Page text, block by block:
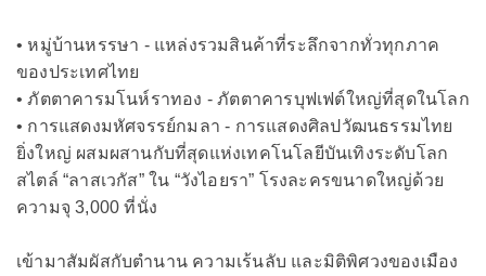
• หมู่บ้านหรรษา - แหล่งรวมสินค้าที่ระลึกจากทั่วทุกภาค
ของประเทศไทย
• ภัตตาคารมโนห์ราทอง - ภัตตาคารบุฟเฟต์ใหญ่ที่สุดในโลก
• การแสดงมหัศจรรย์กมลา - การแสดงศิลปวัฒนธรรมไทย
ยิ่งใหญ่ ผสมผสานกับที่สุดแห่งเทคโนโลยีบันเทิงระดับโลก
สไตล์ “ลาสเวกัส” ใน “วังไอยรา” โรงละครขนาดใหญ่ด้วย
ความจุ 3,000 ที่นั่ง
เข้ามาสัมผัสกับตำนาน ความเร้นลับ และมิติพิศวงของเมือง